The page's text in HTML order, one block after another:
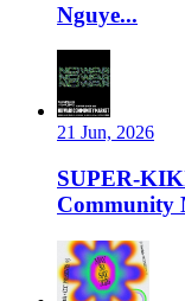
Nguye...
21 Jun, 2026
SUPER-
Community